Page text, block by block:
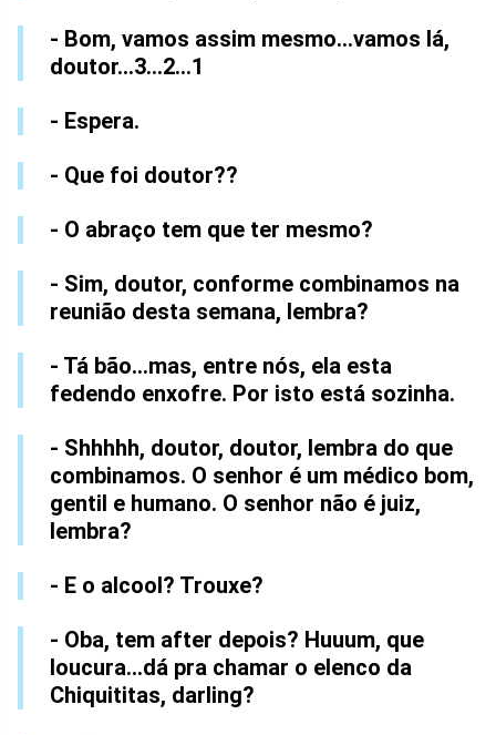
- Bom, vamos assim mesmo...vamos lá,
doutor...3...2...1
- Espera.
- Que foi doutor??
- O abraço tem que ter mesmo?
- Sim, doutor, conforme combinamos na
reunião desta semana, lembra?
- Tá bão...mas, entre nós, ela esta
fedendo enxofre. Por isto está sozinha.
- Shhhhh, doutor, doutor, lembra do que
combinamos. O senhor é um médico bom,
gentil e humano. O senhor não é juiz,
lembra?
- E o alcool? Trouxe?
- Oba, tem after depois? Huuum, que
loucura...dá pra chamar o elenco da
Chiquititas, darling?